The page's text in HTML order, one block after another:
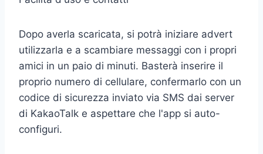
Dopo averla scaricata, si potrà iniziare advert
utilizzarla e a scambiare messaggi con i propri
amici in un paio di minuti. Basterà inserire il
proprio numero di cellulare, confermarlo con un
codice di sicurezza inviato via SMS dai server
di KakaoTalk e aspettare che l'app si auto-
configuri.